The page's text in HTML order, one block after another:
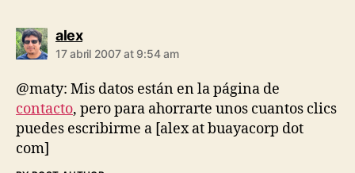
alexsays:
17 abril 2007 at 9:54 am
@maty: Mis datos están en la página de
contacto, pero para ahorrarte unos cuantos clics
puedes escribirme a [alex at buayacorp dot
com]